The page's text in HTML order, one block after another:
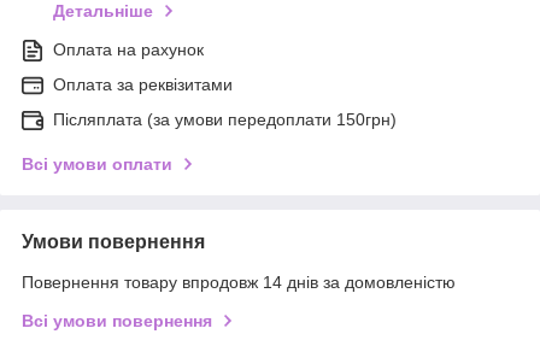
Детальніше
Оплата на рахунок
Оплата за реквізитами
Післяплата (за умови передоплати 150грн)
Всі умови оплати
Умови повернення
Повернення товару впродовж 14 днів за домовленістю
Всі умови повернення